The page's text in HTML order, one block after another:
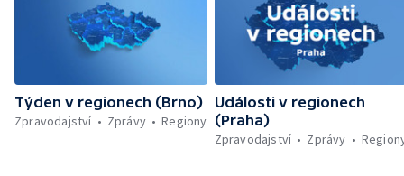
Týden v regionech (Brno)
Zpravodajství
Zprávy Regiony
Události v regionech
(Praha)
Zpravodajství
Zprávy